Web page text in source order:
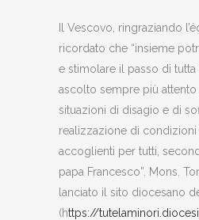
Il Vescovo, ringraziando
ricordato che “insieme
e stimolare il passo di
ascolto sempre più
situazioni di disagio e di
realizzazione di
accoglienti per tutti,
papa Francesco”. Mons.
lanciato il sito diocesano
(https://